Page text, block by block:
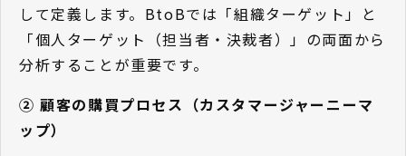
して定義します。BtoBでは「組織ターゲット」と
「個人ターゲット（担当者・決裁者）」の両面から
分析することが重要です。
② 顧客の購買プロセス（カスタマージャーニーマ
ップ）